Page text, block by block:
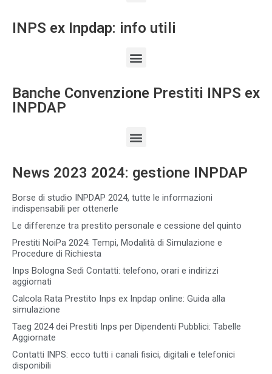
INPS ex Inpdap: info utili
Banche Convenzione Prestiti INPS ex
INPDAP
News 2023 2024: gestione INPDAP
Borse di studio INPDAP 2024, tutte le informazioni
indispensabili per ottenerle
Le differenze tra prestito personale e cessione del quinto
Prestiti NoiPa 2024: Tempi, Modalità di Simulazione e
Procedure di Richiesta
Inps Bologna Sedi Contatti: telefono, orari e indirizzi
aggiornati
Calcola Rata Prestito Inps ex Inpdap online: Guida alla
simulazione
Taeg 2024 dei Prestiti Inps per Dipendenti Pubblici: Tabelle
Aggiornate
Contatti INPS: ecco tutti i canali fisici, digitali e telefonici
disponibili